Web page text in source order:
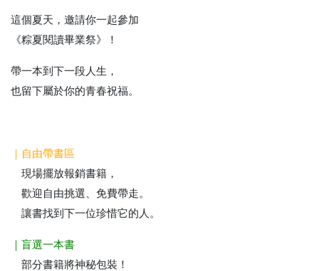
這個夏天，邀請你一起參加
《粽夏閱讀畢業祭》！
帶一本到下一段人生，
也留下屬於你的青春祝福。
｜自由帶書區
現場擺放報銷書籍，
歡迎自由挑選、免費帶走。
讓書找到下一位珍惜它的人。
｜盲選一本書
部分書籍將神秘包裝！